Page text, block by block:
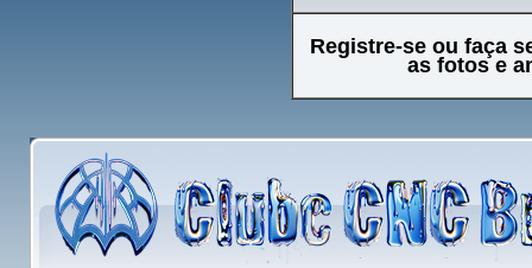
Registre-se ou faça
as fotos e